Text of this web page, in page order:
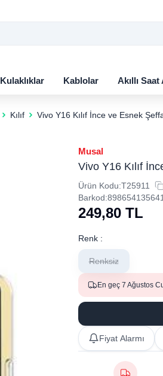
Kulaklıklar Kablolar Akıllı
Kılıf Vivo Y16 Kılıf İnce ve Esnek
Musal
Vivo Y16 Kılıf
Ürün Kodu:T25911
Barkod:
249,80 TL
Renk :
Renksiz
En geç 7 Ağustos
Fiyat Alarmı